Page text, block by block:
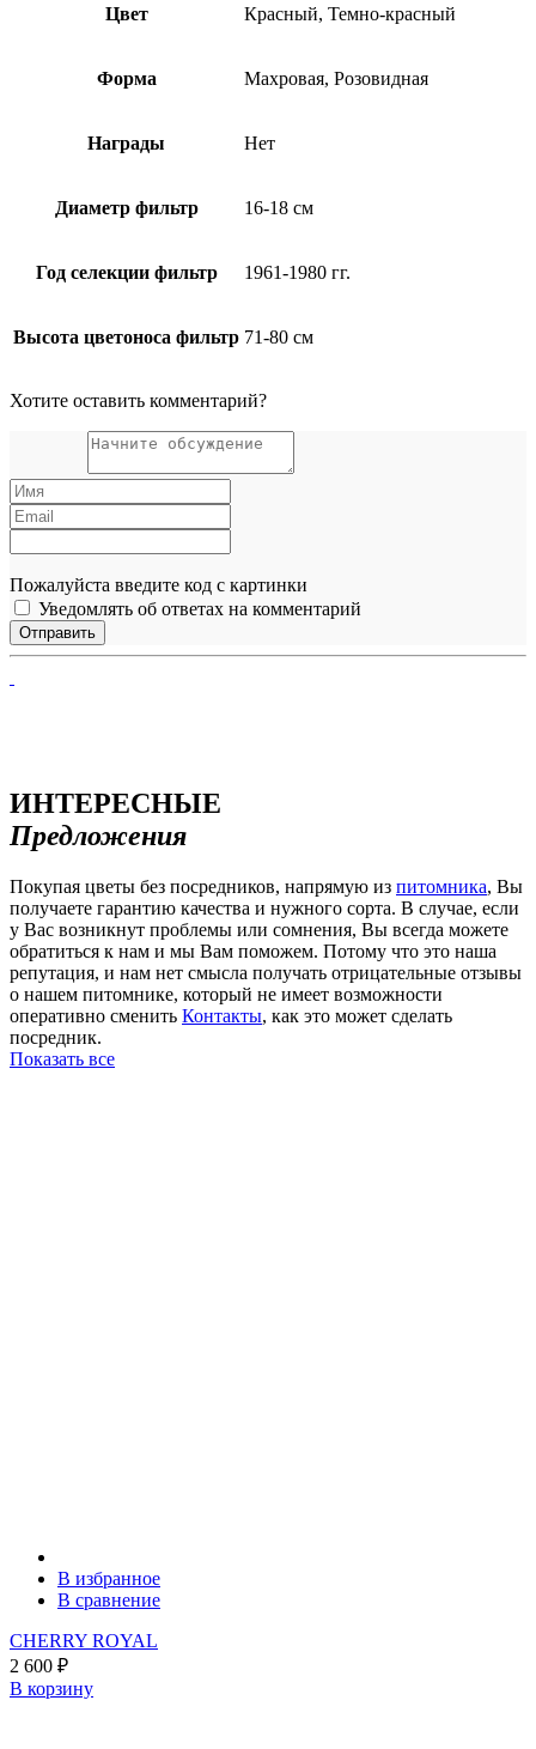
Цвет Красный, Темно-красный
Форма Махровая, Розовидная
Награды Нет
Диаметр фильтр 16-18 см
Год селекции фильтр 1961-1980 гг.
Высота цветоноса фильтр 71-80 см
Хотите оставить комментарий?
Пожалуйста введите код с картинки
Уведомлять об ответах на комментарий
ИНТЕРЕСНЫЕ
Предложения
Покупая цветы без посредников, напрямую из питомника, Вы
получаете гарантию качества и нужного сорта. В случае, если
у Вас возникнут проблемы или сомнения, Вы всегда можете
обратиться к нам и мы Вам поможем. Потому что это наша
репутация, и нам нет смысла получать отрицательные отзывы
о нашем питомнике, который не имеет возможности
оперативно сменить Контакты, как это может сделать
посредник.
Показать все
В избранное
В сравнение
CHERRY ROYAL
2 600 ₽
В корзину